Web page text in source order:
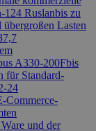
Ruslanbis zu
Lasten
A330-200Fbis
für Standard-
24
Commerce-
und der